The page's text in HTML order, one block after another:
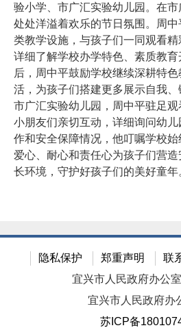
验小学、市广汇实验幼儿园。在
处处洋溢着欢乐的节日氛围。周
类教学设施，与孩子们一同观看
详细了解学校办学特色、素质教
后，周中平鼓励学校继续深耕特
活，为孩子们搭建更多展示自我
市广汇实验幼儿园，周中平驻足
小朋友们亲切互动，详细询问幼
作和安全保障情况，他叮嘱学校
爱心、耐心和责任心为孩子们营
长环境，守护好孩子们的美好童年
隐私保护 郑重声明 联
宜兴市人民政府办公
宜兴市人民政府办
苏ICP备